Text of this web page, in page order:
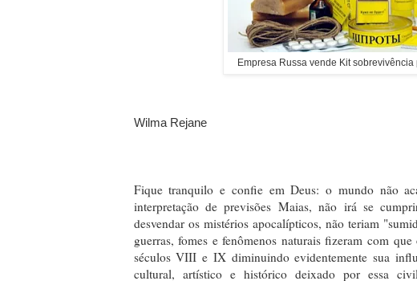
Empresa Russa vende Kit
Wilma Rejane
Fique tranquilo e confie em Deus: o mundo não
interpretação de previsões Maias, não irá se
desvendar os mistérios apocalípticos, não teriam
guerras, fomes e fenômenos naturais fizeram com
séculos VIII e IX diminuindo evidentemente sua
cultural, artístico e histórico deixado por essa